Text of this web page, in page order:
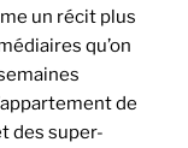
un récit plus
qu’on
de
des super-